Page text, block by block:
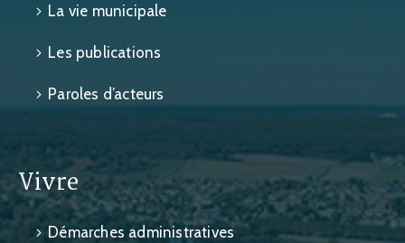
La vie municipale
Les publications
Paroles d’acteurs
Vivre
Démarches administratives